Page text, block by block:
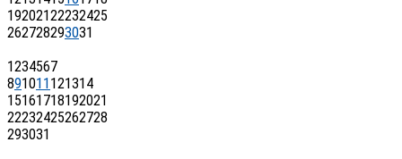
19202122232425
262728293031
1234567
891011 121314
15161718192021
22232425262728
293031